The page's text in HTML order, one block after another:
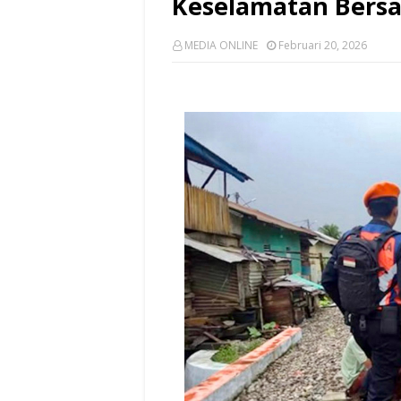
MEDIA ONLINE Februari 20, 2026